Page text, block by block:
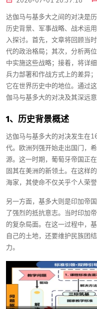
达伽马与基多大之间的对决是
历史背景、军事战略、战术运
入探讨。首先，文章将回顾当
代的政治格局；其次，分析两
中实施这些战略；接着，将详
兵力部署和作战方式上的差异
它在世界历史中的地位。通过
伽马与基多大的对决及其深远意
1、历史背景概述
达伽马与基多大的对决发生在
代。欧洲列强开始走出国门，
源。这一时期，葡萄牙帝国正
固其在美洲的新领土。在这样
海家，其使命不仅关乎个人荣
另一方面，基多大则是印加帝
了强烈的抵抗意志。当时印加
的复杂局面。在这一过程中，
自己的土地，还要维护民族团
力。